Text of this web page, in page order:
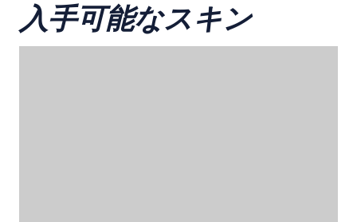
入手可能なスキン